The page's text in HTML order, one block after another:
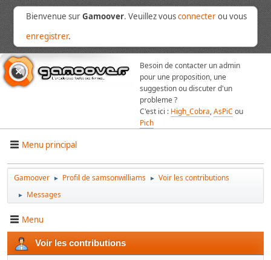
Bienvenue surGamoover. Veuillez vousconnecterou vous
enregistrer.
Besoin de contacter un admin
pour une proposition, une
suggestion ou discuter d'un
probleme ?
C'est ici : High_Cobra,AsPiC ou
Pich
Menu principal
Gamoover ► Profil de samsonwilliams ► Voir les contributions
► Messages
Menu
Voir les contributions